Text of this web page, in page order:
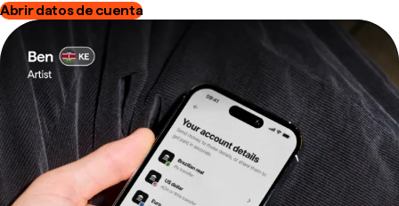
Abrir datos de cuenta